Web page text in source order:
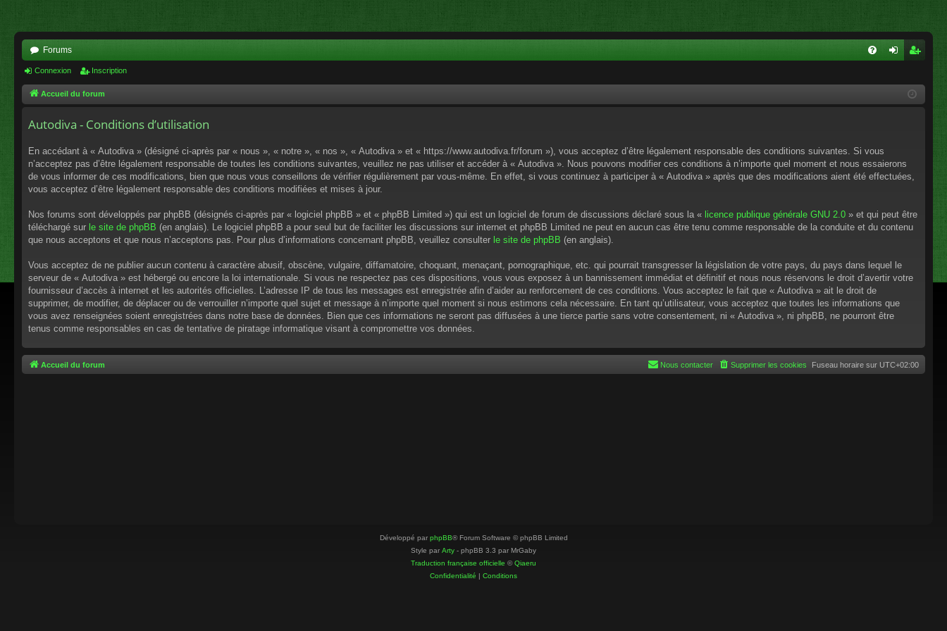
Forums
cri
Connexion Inscription
Accueil du forum
Autodiva - Conditions d’utilisation
En accédant à « Autodiva » (désigné ci-après par « nous », « notre », « nos », « Autodiva » et « https://www.autodiva.fr/forum »), vous acceptez d’être légalement responsable des conditions suivantes. Si vous
n’acceptez pas d’être légalement responsable de toutes les conditions suivantes, veuillez ne pas utiliser et accéder à « Autodiva ». Nous pouvons modifier ces conditions à n’importe quel moment et nous essaierons
de vous informer de ces modifications, bien que nous vous conseillons de vérifier régulièrement par vous-même. En effet, si vous continuez à participer à « Autodiva » après que des modifications aient été effectuées,
vous acceptez d’être légalement responsable des conditions modifiées et mises à jour.
Nos forums sont développés par phpBB (désignés ci-après par « logiciel phpBB » et « phpBB Limited ») qui est un logiciel de forum de discussions déclaré sous la « licence publique générale GNU 2.0 » et qui peut être
téléchargé sur le site de phpBB (en anglais). Le logiciel phpBB a pour seul but de faciliter les discussions sur internet et phpBB Limited ne peut en aucun cas être tenu comme responsable de la conduite et du contenu
que nous acceptons et que nous n’acceptons pas. Pour plus d’informations concernant phpBB, veuillez consulter le site de phpBB (en anglais).
Vous acceptez de ne publier aucun contenu à caractère abusif, obscène, vulgaire, diffamatoire, choquant, menaçant, pornographique, etc. qui pourrait transgresser la législation de votre pays, du pays dans lequel le
serveur de « Autodiva » est hébergé ou encore la loi internationale. Si vous ne respectez pas ces dispositions, vous vous exposez à un bannissement immédiat et définitif et nous nous réservons le droit d’avertir votre
fournisseur d’accès à internet et les autorités officielles. L’adresse IP de tous les messages est enregistrée afin d’aider au renforcement de ces conditions. Vous acceptez le fait que « Autodiva » ait le droit de
supprimer, de modifier, de déplacer ou de verrouiller n’importe quel sujet et message à n’importe quel moment si nous estimons cela nécessaire. En tant qu’utilisateur, vous acceptez que toutes les informations que
vous avez renseignées soient enregistrées dans notre base de données. Bien que ces informations ne seront pas diffusées à une tierce partie sans votre consentement, ni « Autodiva », ni phpBB, ne pourront être
tenus comme responsables en cas de tentative de piratage informatique visant à compromettre vos données.
Accueil du forum Fuseau horaire sur UTC+02:00
Supprimer les cookies
Nous contacter
Développé par phpBB® Forum Software © phpBB Limited
Style par Arty - phpBB 3.3 par MrGaby
Traduction française officielle ©Qiaeru
Confidentialité | Conditions